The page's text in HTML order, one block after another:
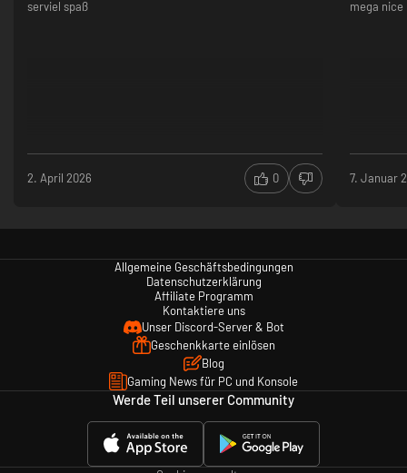
serviel spaß
2. April 2026 0
mega nice
7. Januar
Allgemeine Geschäftsbedingungen
Datenschutzerklärung
Affiliate Programm
Kontaktiere uns
Unser Discord-Server & Bot
Geschenkkarte einlösen
Blog
Gaming News für PC und Konsole
Werde Teil unserer Community